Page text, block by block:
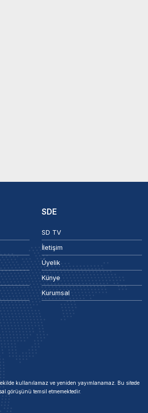
SDE
SD TV
İletişim
Üyelik
Künye
Kurumsal
kullanılamaz ve yeniden yayımlanamaz. Bu sitede
görüşünü temsil etmemektedir.